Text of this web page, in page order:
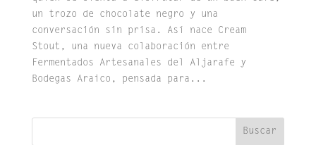
un trozo de chocolate negro y una
conversación sin prisa. Así nace Cream
Stout, una nueva colaboración entre
Fermentados Artesanales del Aljarafe y
Bodegas Araico, pensada para...
Buscar